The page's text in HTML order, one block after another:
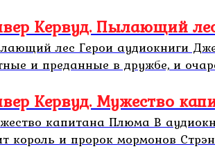
Кервуд. Пылающий
лес Герои аудиокниги
и преданные в дружбе, и
Кервуд. Мужество
капитана Плюма В
король и пророк мормонов